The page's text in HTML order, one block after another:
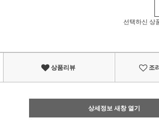
선택하신 상
상품리뷰 조
상세정보 새창 열기